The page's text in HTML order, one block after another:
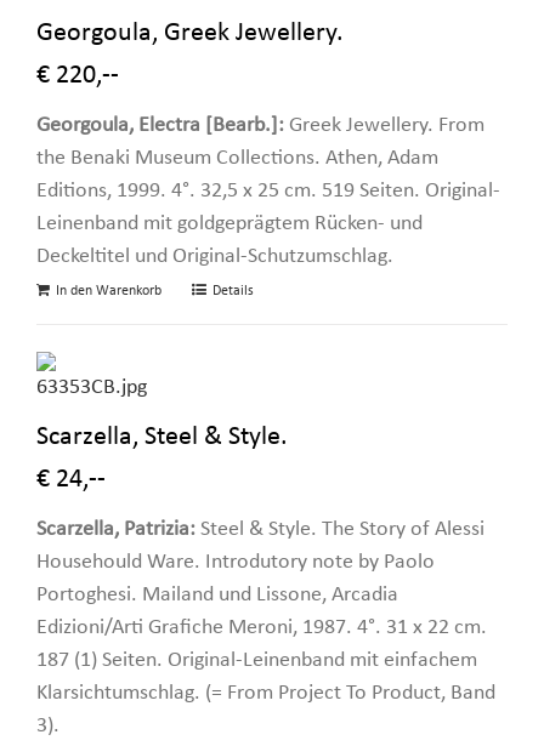
Georgoula, Greek Jewellery.
€ 220,--
Georgoula, Electra [Bearb.]: Greek Jewellery. From
the Benaki Museum Collections. Athen, Adam
Editions, 1999. 4°. 32,5 x 25 cm. 519 Seiten. Original-
Leinenband mit goldgeprägtem Rücken- und
Deckeltitel und Original-Schutzumschlag.
In den Warenkorb Details
Scarzella, Steel & Style.
€ 24,--
Scarzella, Patrizia: Steel & Style. The Story of Alessi
Househould Ware. Introdutory note by Paolo
Portoghesi. Mailand und Lissone, Arcadia
Edizioni/Arti Grafiche Meroni, 1987. 4°. 31 x 22 cm.
187 (1) Seiten. Original-Leinenband mit einfachem
Klarsichtumschlag. (= From Project To Product, Band
3).